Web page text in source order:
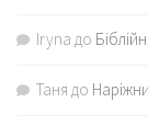
Iryna до
Таня до